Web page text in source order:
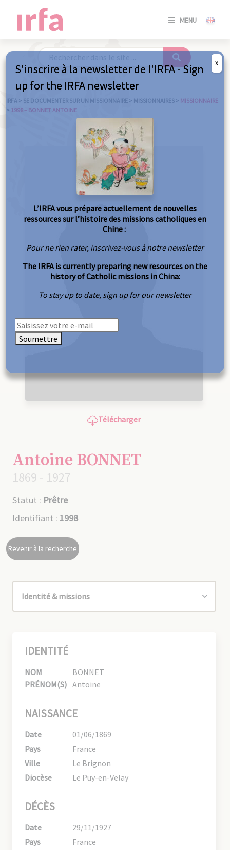
MENU
SE
/
IRFA > SE DOCUMENTER SUR UN MISSIONNAIRE > MISSIONNAIRES > MISSIONNAIRE
> 1998 – BONNET ANTOINE
Télécharger
Antoine BONNET
1869 - 1927
Statut : Prêtre
Identifiant : 1998
Revenir à la recherche
IDENTITÉ
NOM
BONNET
PRÉNOM(S) Antoine
NAISSANCE
Date
01/06/1869
Pays
France
Ville
Le Brignon
Diocèse
Le Puy-en-Velay
DÉCÈS
Date
29/11/1927
Pays
France
S'inscrire à la newsletter de l'IRFA - Sign
up for the IRFA newsletter
L’IRFA vous prépare actuellement de nouvelles
ressources sur l’histoire des missions catholiques en
Chine :
Pour ne rien rater, inscrivez-vous à notre newsletter
The IRFA is currently preparing new resources on the
history of Catholic missions in China:
To stay up to date, sign up for our newsletter
Soumettre
X